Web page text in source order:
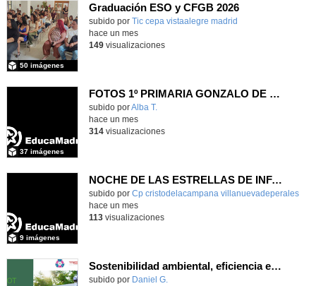
Graduación ESO y CFGB 2026
subido por Tic cepa vistaalegre madrid
50 imágenes
hace un mes
149visualizaciones
FOTOS 1º PRIMARIA GONZALO DE BERCEO
subido porAlba T.
37 imágenes
hace un mes
314visualizaciones
NOCHE DE LAS ESTRELLAS DE INFANTIL 5 AÑOS
subido por Cp cristodelacampana villanuevadeperales
9 imágenes
-
hace un mes
113visualizaciones
Sostenibilidad ambiental, eficiencia energética y sistemas de producción inteligente para la industria 4.0
subido por Daniel G.